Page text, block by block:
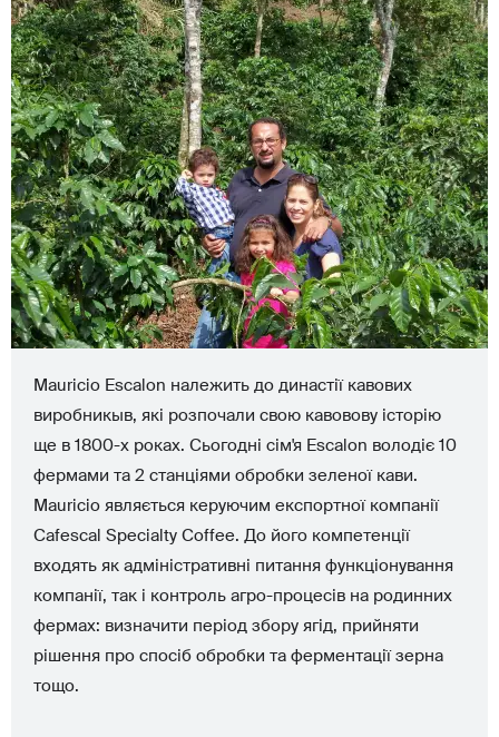
Mauricio Escalon належить до династії кавових
виробникыв, які розпочали свою кавовову історію
ще в 1800-х роках. Сьогодні сім'я Escalon володіє 10
фермами та 2 станціями обробки зеленої кави.
Mauricio являється керуючим експортної компанії
Cafescal Specialty Coffee. До його компетенції
входять як адміністративні питання функціонування
компанії, так і контроль агро-процесів на родинних
фермах: визначити період збору ягід, прийняти
рішення про спосіб обробки та ферментації зерна
тощо.